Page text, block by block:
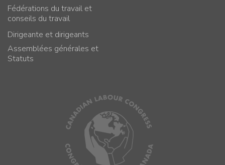
Fédérations du travail et
conseils du travail
Dirigeante et dirigeants
Assemblées générales et
Statuts